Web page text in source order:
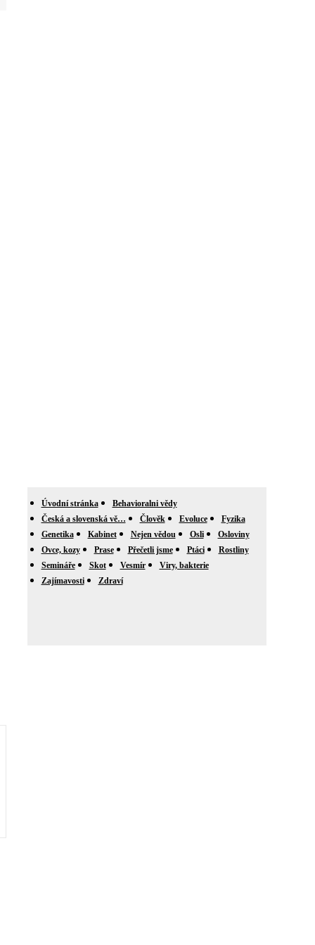
Úvodní stránka
Behavioralni vědy
Česká a slovenská vě…
Člověk Evoluce
Fyzika
Genetika
Kabinet Nejen vědou Osli
Osloviny
Ovce, kozy
Prase Přečetli jsme Ptáci
Rostliny
Semináře
Skot Vesmír
Viry, bakterie
Zajímavosti
Zdraví